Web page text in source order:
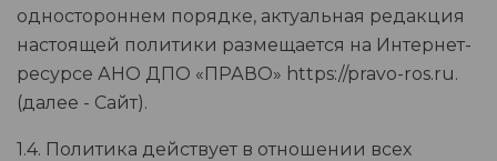
одностороннем порядке, актуальная редакция
настоящей политики размещается на Интернет-
ресурсе АНО ДПО «ПРАВО» https://pravo-ros.ru.
(далее - Сайт).
1.4. Политика действует в отношении всех